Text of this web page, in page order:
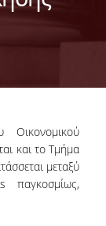
και το Τμήμα
μεταξύ